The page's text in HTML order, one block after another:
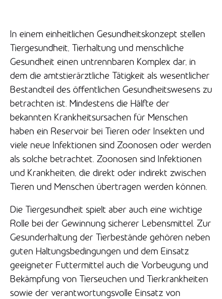
In einem einheitlichen Gesundheitskonzept stellen
Tiergesundheit, Tierhaltung und menschliche
Gesundheit einen untrennbaren Komplex dar, in
dem die amtstierärztliche Tätigkeit als wesentlicher
Bestandteil des öffentlichen Gesundheitswesens zu
betrachten ist. Mindestens die Hälfte der
bekannten Krankheitsursachen für Menschen
haben ein Reservoir bei Tieren oder Insekten und
viele neue Infektionen sind Zoonosen oder werden
als solche betrachtet. Zoonosen sind Infektionen
und Krankheiten, die direkt oder indirekt zwischen
Tieren und Menschen übertragen werden können.
Die Tiergesundheit spielt aber auch eine wichtige
Rolle bei der Gewinnung sicherer Lebensmittel. Zur
Gesunderhaltung der Tierbestände gehören neben
guten Haltungsbedingungen und dem Einsatz
geeigneter Futtermittel auch die Vorbeugung und
Bekämpfung von Tierseuchen und Tierkrankheiten
sowie der verantwortungsvolle Einsatz von